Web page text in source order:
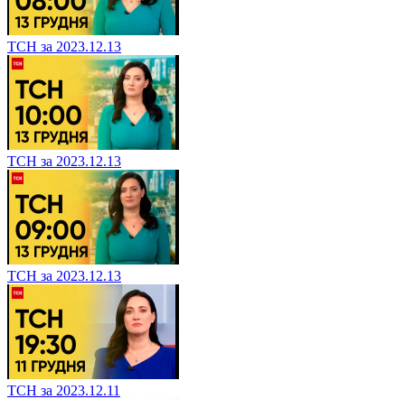
ТСН за 2023.12.13
ТСН за 2023.12.13
ТСН за 2023.12.13
ТСН за 2023.12.11